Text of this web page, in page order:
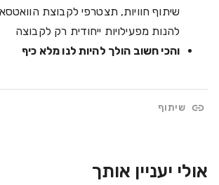
שיתוף חוויות, תצטרפי לקבוצת
להנות מפעילויות ייחודית רק לקבוצה
והכי חשוב הולך להיות לנו מלא כיף
שיתוף
אולי יעניין אותך